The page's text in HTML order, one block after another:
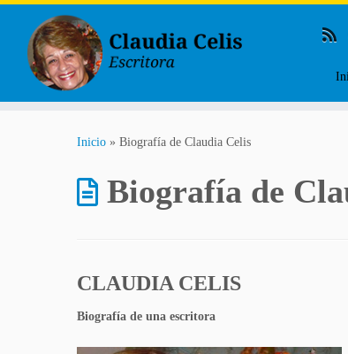
Inicio » Biografía de Claudia Celis
Biografía de
CLAUDIA CELIS
Biografía de una escritora